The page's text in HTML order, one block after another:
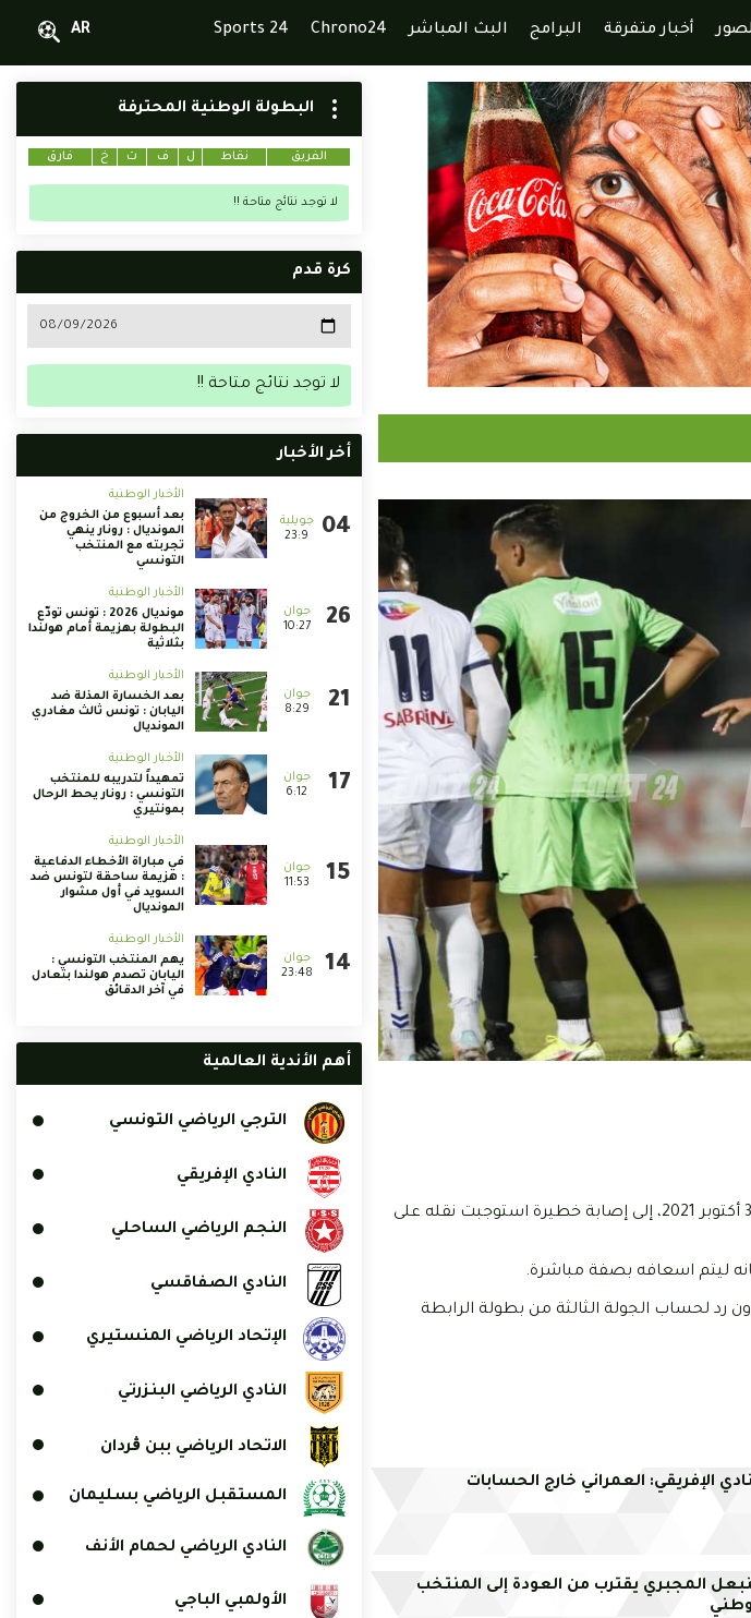
أخبار متفرقة البرامج البث المباشر Chrono24
Sports 24
AR
تعرض الظهير الأيمن لفريق هلال الشابة في مواجهة فريقه مع الأولمبي الباجي ظهر اليوم السبت 30 أكتوبر 2021، إلى إصابة خطيرة استوجبت نقله على
ليتم اسعافه بصفة مباشرة.
رد لحساب الجولة الثالثة من بطولة الرابطة
الإفريقي: العمراني خارج الحسابات
المجبري يقترب من العودة إلى المنتخب
البطولة الوطنية المحترفة
الفريق نقاط ل ف ت خ فارق
لا توجد نتائج متاحة !!
كرة قدم
لا توجد نتائج متاحة !!
أخر الأخبار
23:9
الأخبار الوطنية
بعد أسبوع من الخروج من
المونديال : رونار ينهي
تجربته مع المنتخب
التونسي
10:27
الأخبار الوطنية
مونديال 2026 : تونس تودّع
البطولة بهزيمة أمام هولندا
بثلاثية
8:29
الأخبار الوطنية
بعد الخسارة المذلة ضد
اليابان : تونس ثالث مغادري
المونديال
6:12
الأخبار الوطنية
تمهيداً لتدريبه للمنتخب
التونسي : رونار يحط الرحال
بمونتيري
11:53
الأخبار الوطنية
في مباراة الأخطاء الدفاعية
: هزيمة ساحقة لتونس ضد
السويد في أول مشوار
المونديال
23:48
الأخبار الوطنية
يهم المنتخب التونسي :
اليابان تصدم هولندا بتعادل
في آخر الدقائق
أهم الأندية العالمية
الترجي الرياضي التونسي
النادي الإفريقي
النجم الرياضي الساحلي
النادي الصفاقسي
الإتحاد الرياضي المنستيري
النادي الرياضي البنزرتي
الاتحاد الرياضي ببن ڨردان
المستقبل الرياضي بسليمان
النادي الرياضي لحمام الأنف
الأولمبي الباجي